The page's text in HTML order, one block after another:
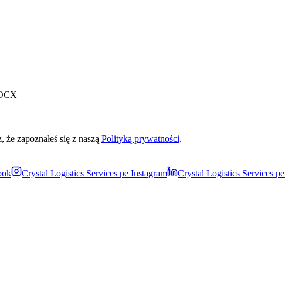
zapoznałeś się z naszą Polityką prywatności.
Crystal Logistics Services pe Instagram Crystal Logistics Services pe